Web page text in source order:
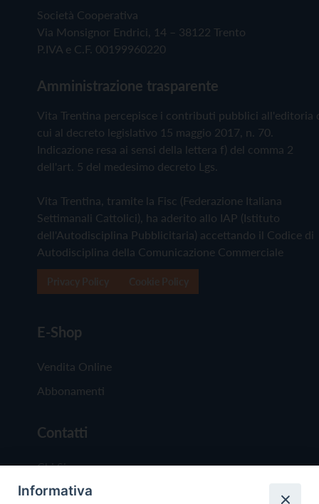
Società Cooperativa
Via Monsignor Endrici, 14 – 38122 Trento
P.IVA e C.F. 00199960220
Amministrazione trasparente
Vita Trentina percepisce i contributi pubblici all'editoria
cui al decreto legislativo 15 maggio 2017, n. 70.
Indicazione resa ai sensi della lettera f) del comma 2
dell'art. 5 del medesimo decreto Lgs.
Vita Trentina, tramite la Fisc (Federazione Italiana
Settimanali Cattolici), ha aderito allo IAP (Istituto
dell'Autodisciplina Pubblicitaria) accettando il Codice di
Autodisciplina della Comunicazione Commerciale
E-Shop
Vendita Online
Abbonamenti
Contatti
Chi Siamo
Redazione
Informativa